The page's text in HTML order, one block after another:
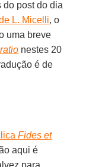
do post do dia
L. Micelli, o
uma breve
nestes 20
é de
Fides et
aqui é
para